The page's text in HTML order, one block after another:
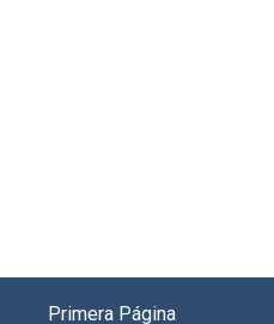
Primera Página